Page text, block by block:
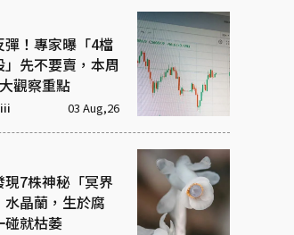
彈！專家曝「4檔
」先不要賣，本周
觀察重點
03 Aug,26
現7株神秘「冥界
水晶蘭，生於腐
碰就枯萎